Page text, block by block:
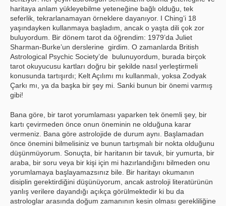
haritaya anlam yükleyebilme yeteneğine bağlı olduğu, tek
seferlik, tekrarlanamayan örneklere dayanıyor. I Ching’i 18
yaşındayken kullanmaya başladım, ancak o yaşta dili çok zor
buluyordum. Bir dönem tarot da öğrendim: 1979’da Juliet
Sharman-Burke’un derslerine girdim. O zamanlarda British
Astrological Psychic Society’de bulunuyordum, burada birçok
tarot okuyucusu kartları doğru bir şekilde nasıl yerleştirmeli
konusunda tartışırdı; Kelt Açılımı mı kullanmalı, yoksa Zodyak
Çarkı mı, ya da başka bir şey mi. Sanki bunun bir önemi varmış
gibi!
Bana göre, bir tarot yorumlaması yaparken tek önemli şey, bir
kartı çevirmeden önce onun öneminin ne olduğuna karar
vermeniz. Bana göre astrolojide de durum aynı. Başlamadan
önce önemini bilmelisiniz ve bunun tartışmalı bir nokta olduğunu
düşünmüyorum. Sonuçta, bir haritanın bir tavuk, bir yumurta, bir
araba, bir soru veya bir kişi için mi hazırlandığını bilmeden onu
yorumlamaya başlayamazsınız bile. Bir haritayı okumanın
disiplin gerektirdiğini düşünüyorum, ancak astroloji literatürünün
yanlış verilere dayandığı açıkça görülmektedir ki bu da
astrologlar arasında doğum zamanının kesin olması gerekliliğine